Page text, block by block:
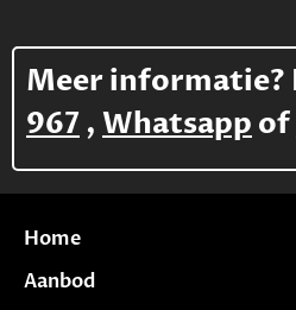
Meer informatie?
967 , Whatsapp of
Home
Aanbod